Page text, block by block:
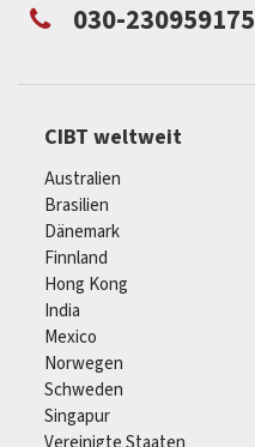
030-230959175
CIBT weltweit
Australien
Brasilien
Dänemark
Finnland
Hong Kong
India
Mexico
Norwegen
Schweden
Singapur